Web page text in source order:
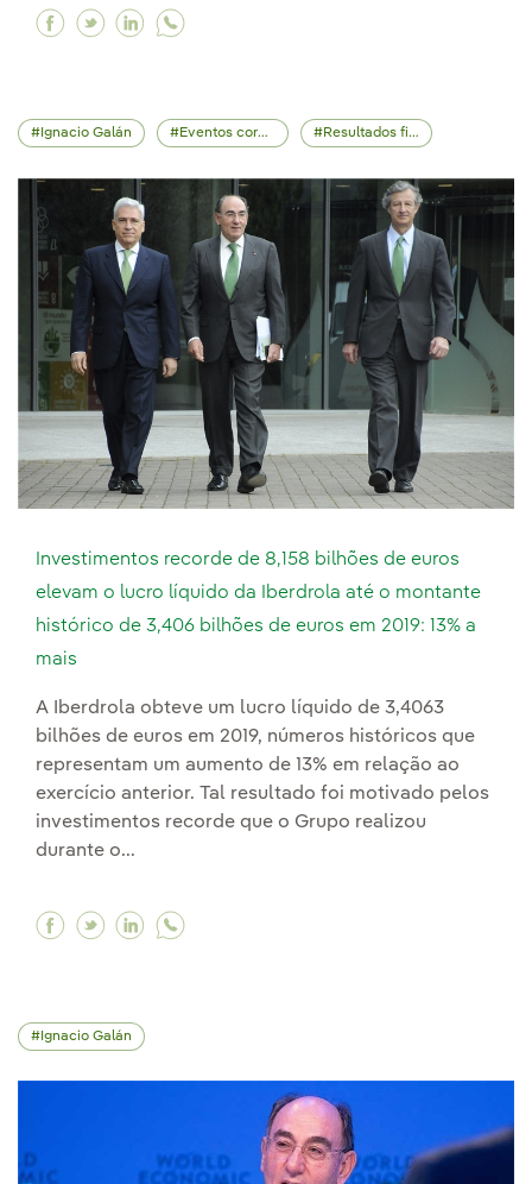
Facebook Ignacio Galán: “Aceleraremos os
Twitter Ignacio Galán: “Aceleraremos os
Linkedin Ignacio Galán:
Ignacio Galán Eventos corporativos Resultados financeiros
Investimentos recorde de 8,158 bilhões de euros
elevam o lucro líquido da Iberdrola até o montante
histórico de 3,406 bilhões de euros em 2019: 13% a
mais
A Iberdrola obteve um lucro líquido de 3,4063
bilhões de euros em 2019, números históricos que
representam um aumento de 13% em relação ao
exercício anterior. Tal resultado foi motivado pelos
investimentos recorde que o Grupo realizou
durante o...
Facebook Investimentos recorde de 8,158
Twitter Investimentos recorde de 8,158
Linkedin Investimentos recorde de
Ignacio Galán